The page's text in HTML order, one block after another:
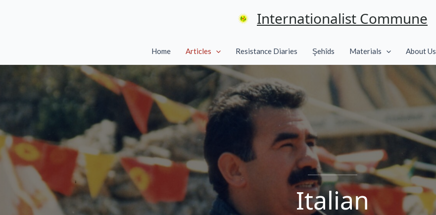
Internationalist Commune
Home Articles Resistance Diaries Şehîds Materials About Us
Italian